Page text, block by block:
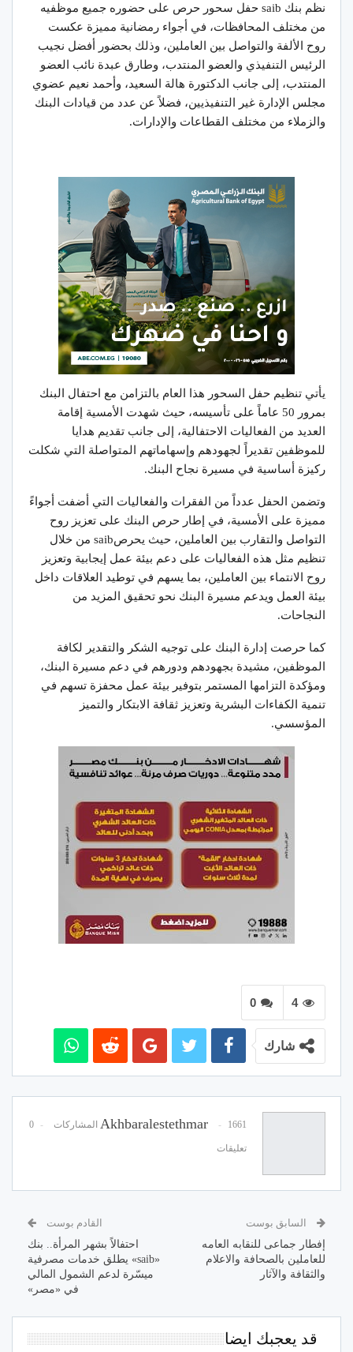
نظم بنك saib حفل سحور حرص على حضوره جميع موظفيه
من مختلف المحافظات، في أجواء رمضانية مميزة عكست
روح الألفة والتواصل بين العاملين، وذلك بحضور أفضل نجيب
الرئيس التنفيذي والعضو المنتدب، وطارق عبدة نائب العضو
المنتدب، إلى جانب الدكتورة هالة السعيد، وأحمد نعيم عضوي
مجلس الإدارة غير التنفيذيين، فضلاً عن عدد من قيادات البنك
والزملاء من مختلف القطاعات والإدارات.
يأتي تنظيم حفل السحور هذا العام بالتزامن مع احتفال البنك
بمرور 50 عاماً على تأسيسه، حيث شهدت الأمسية إقامة
العديد من الفعاليات الاحتفالية، إلى جانب تقديم هدايا
للموظفين تقديراً لجهودهم وإسهاماتهم المتواصلة التي شكلت
ركيزة أساسية في مسيرة نجاح البنك.
وتضمن الحفل عدداً من الفقرات والفعاليات التي أضفت أجواءً
مميزة على الأمسية، في إطار حرص البنك على تعزيز روح
التواصل والتقارب بين العاملين، حيث يحرصsaib من خلال
تنظيم مثل هذه الفعاليات على دعم بيئة عمل إيجابية وتعزيز
روح الانتماء بين العاملين، بما يسهم في توطيد العلاقات داخل
بيئة العمل ويدعم مسيرة البنك نحو تحقيق المزيد من
النجاحات.
كما حرصت إدارة البنك على توجيه الشكر والتقدير لكافة
الموظفين، مشيدة بجهودهم ودورهم في دعم مسيرة البنك،
ومؤكدة التزامها المستمر بتوفير بيئة عمل محفزة تسهم في
تنمية الكفاءات البشرية وتعزيز ثقافة الابتكار والتميز
المؤسسي.
0 4
شارك
Akhbaralestethmar 1661 المشاركات 0
تعليقات
السابق بوست
إفطار جماعى للنقابه العامه
للعاملين بالصحافة والاعلام
والثقافة والآثار
القادم بوست
احتفالاً بشهر المرأة.. بنك
«saib» يطلق خدمات مصرفية
ميسّرة لدعم الشمول المالي
في «مصر»
قد يعجبك ايضا